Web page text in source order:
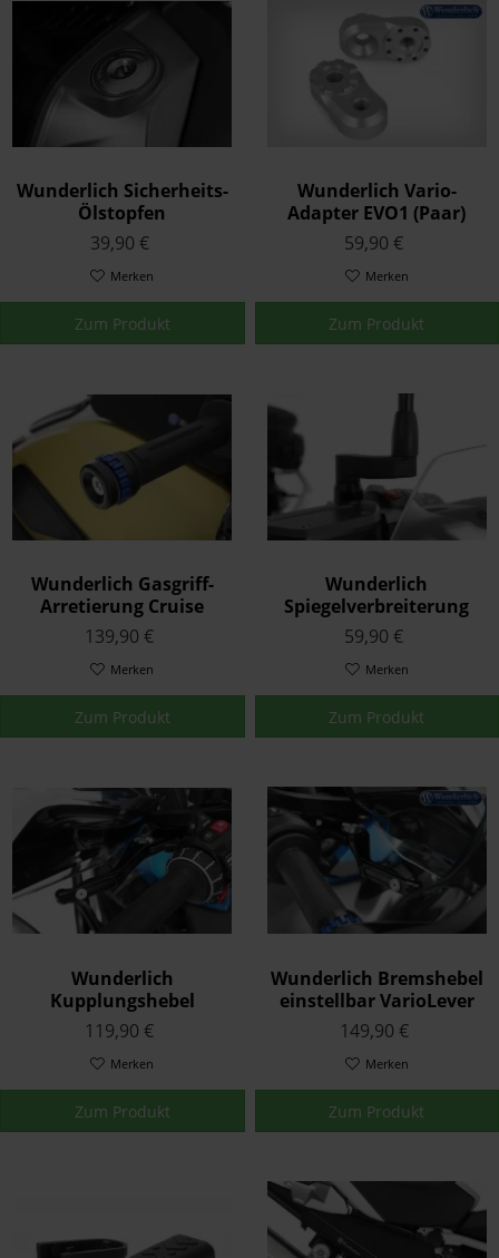
Wunderlich Sicherheits-
Ölstopfen
39,90 €
Merken
Zum Produkt
Wunderlich Vario-
Adapter EVO1 (Paar)
59,90 €
Merken
Zum Produkt
Wunderlich Gasgriff-
Arretierung Cruise
Control Schwarz
139,90 €
Merken
Zum Produkt
Wunderlich
Spiegelverbreiterung
Schwarz
59,90 €
Merken
Zum Produkt
Wunderlich
Kupplungshebel
einstellbar VarioLever
Schwarz
119,90 €
Merken
Zum Produkt
Wunderlich Bremshebel
einstellbar VarioLever
Schwarz
149,90 €
Merken
Zum Produkt